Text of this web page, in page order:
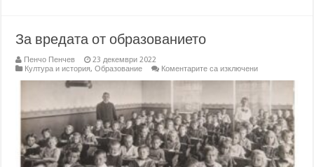
За вредата от образованието
Пенчо Пенчев
23 декември 2022
Култура и история,Образование Коментарите са изключениза
образованието